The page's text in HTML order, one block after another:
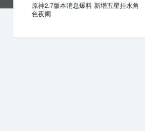
原神2.7版本消息爆料 新增五星挂水角
色夜阑